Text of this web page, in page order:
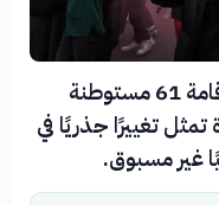
بدأت إسرائيل بتخصيص أموال لإقامة 61 مستوطنة
تغييرًا جذريًا في
غير مسبوق.